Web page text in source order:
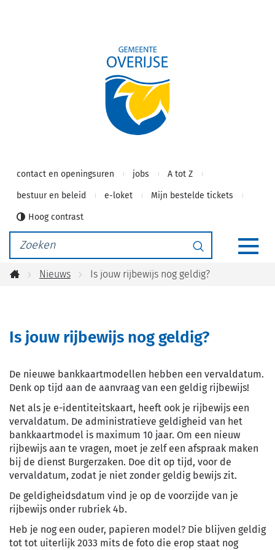
inhoud
contact en openingsuren jobs A tot Z
bestuur en beleid e-loket Mijn bestelde tickets
Hoog contrast
Waarmee
kunnen
jou
Zoeken
Nieuws Is jouw rijbewijs nog geldig?
Is jouw rijbewijs nog geldig?
De nieuwe bankkaartmodellen hebben een vervaldatum.
Denk op tijd aan de aanvraag van een geldig rijbewijs!
Net als je e-identiteitskaart, heeft ook je rijbewijs een
vervaldatum. De administratieve geldigheid van het
bankkaartmodel is maximum 10 jaar. Om een nieuw
rijbewijs aan te vragen, moet je zelf een afspraak maken
bij de dienst Burgerzaken. Doe dit op tijd, voor de
vervaldatum, zodat je niet zonder geldig bewijs zit.
De geldigheidsdatum vind je op de voorzijde van je
rijbewijs onder rubriek 4b.
Heb je nog een ouder, papieren model? Die blijven geldig
tot tot uiterlijk 2033 mits de foto die erop staat nog